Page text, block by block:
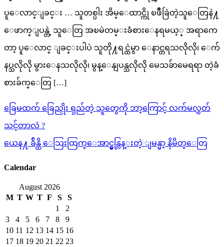
ပူေလာင္ျခင္း … သူတစ္ပါး အိမ္ေထာင္ကို ၿဖိဳခြဲတဲ့သူေတြနဲ႔
ေဖာက္ျပန္တဲ့ သူေတြ အၿမဲတမ္းခံစားေနရမယ့္ အရာကေ
တာ့ ပူေလာင္ ျခင္းပါပဲ သူတို႔ရင္ထဲမွာ ေနာင္တရသလိုလို၊ ေက်
နပ္သလိုလို မွားေနသလိုလို၊ မွန္ေနျပန္သလိုလို မေသခ်ာမေရရာ တဲ့ခံ
စားခ်က္ေတြ […]
Post
navigation
ခြေမထက် ခြေညှိုး ရှည်တဲ့ သူတွေကို ဘာ့ကြောင့် လက်မလွှတ်
သင့်တာလဲ ?
ယေန႔ ခ်ိန္ထိ ေသြးထြက္ေအာင္မွန္လြန္းတဲ့ ျမန္မာ့ နိမိတ္ေတြ
Calendar
August 2026
M T W T F S
S
1
2
3
4 5 6 7 8
9
10 11 12 13 14 15 16
17 18 19 20 21 22 23